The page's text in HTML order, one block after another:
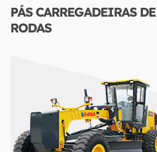
PÁS CARREGADEIRAS DE
RODAS